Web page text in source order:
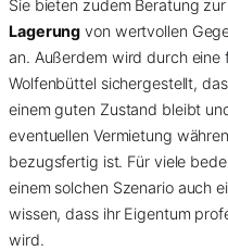
Sie bieten zudem Beratung
Lagerung von wertvollen
an. Außerdem wird durch
Wolfenbüttel sichergestellt,
einem guten Zustand bleibt
eventuellen Vermietung
bezugsfertig ist. Für viele
einem solchen Szenario auch
wissen, dass ihr Eigentum
wird.